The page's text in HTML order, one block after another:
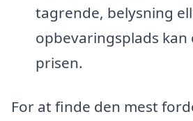
tagrende, belysning
opbevaringsplads kan
prisen.
For at finde den mest